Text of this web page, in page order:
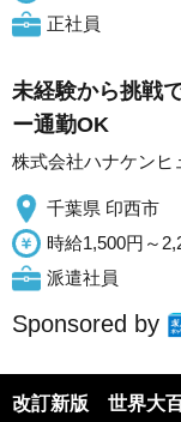
正社員
未経験から挑戦
ー通勤OK
株式会社ハナケンヒ
千葉県 印西市
時給1,500円～
派遣社員
Sponsored by
改訂新版 世界大